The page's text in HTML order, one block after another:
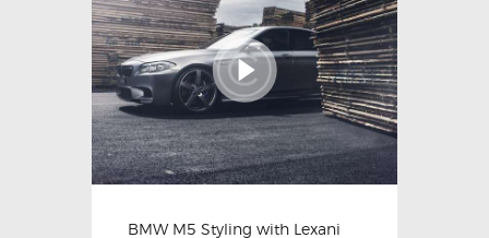
BMW M5 Styling with Lexani